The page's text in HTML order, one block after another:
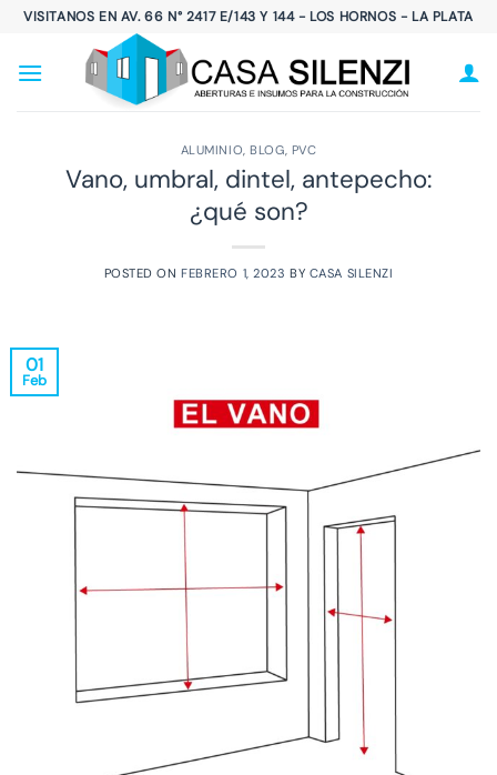
Saltar
contenido
VISITANOS EN AV. 66 N° 2417 E/143 Y 144 - LOS HORNOS - LA PLATA
ALUMINIO,BLOG, PVC
Vano, umbral, dintel, antepecho:
¿qué son?
POSTED ONFEBRERO 1, 2023 BY CASA SILENZI
01
Feb